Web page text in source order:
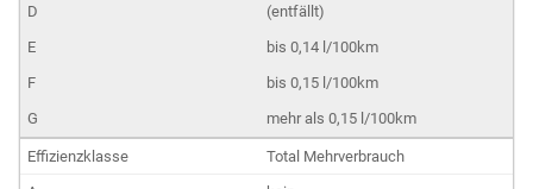
(entfällt)
bis 0,14 l/100km
bis 0,15 l/100km
mehr als 0,15 l/100km
Total Mehrverbrauch